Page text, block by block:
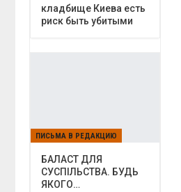
кладбище Киева есть
риск быть убитыми
ПИСЬМА В РЕДАКЦИЮ
БАЛАСТ ДЛЯ
СУСПІЛЬСТВА. БУДЬ
ЯКОГО…